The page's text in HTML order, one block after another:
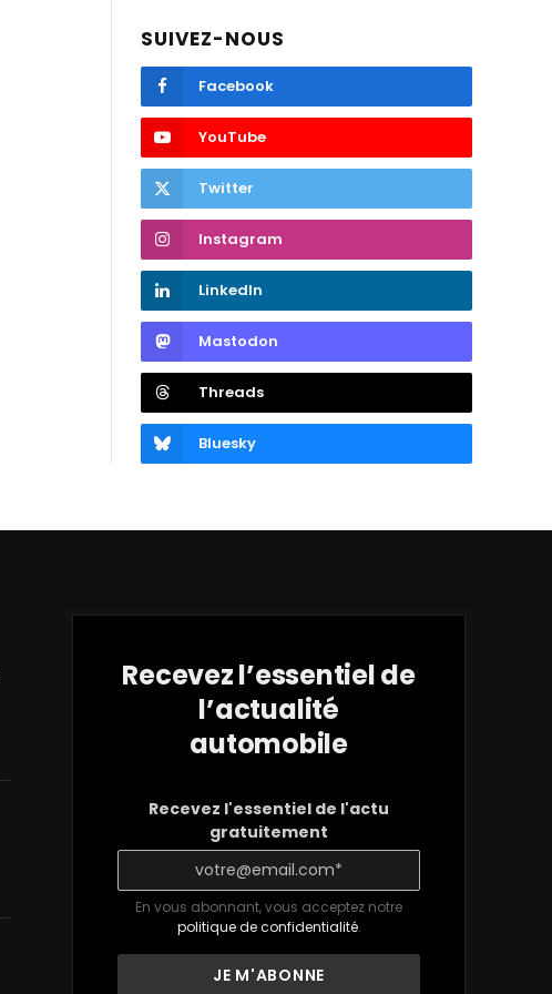
SUIVEZ-NOUS
Facebook
YouTube
Twitter
Instagram
LinkedIn
Mastodon
Threads
Bluesky
Recevez l’essentiel de
l’actualité
automobile
Recevez l'essentiel de l'actu
gratuitement
En vous abonnant, vous acceptez notre
politique de confidentialité.